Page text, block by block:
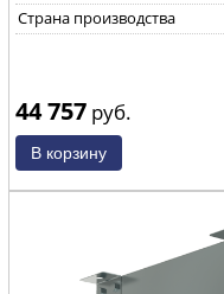
Страна производства
44 757 руб.